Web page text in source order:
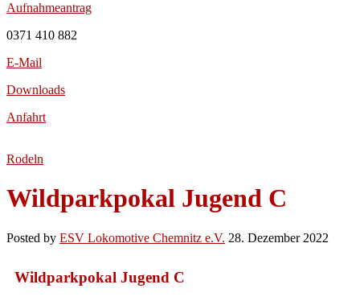
Aufnahmeantrag
0371 410 882
E-Mail
Downloads
Anfahrt
Rodeln
Wildparkpokal Jugend C
Posted by ESV Lokomotive Chemnitz e.V. 28. Dezember 2022
Wildparkpokal Jugend C